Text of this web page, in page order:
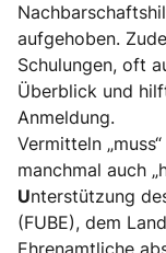
aufgehoben.
Schulungen, oft
Überblick und
Anmeldung.
Vermitteln
manchmal auch
Unterstützung
(FUBE), dem
Ehrenamtliche